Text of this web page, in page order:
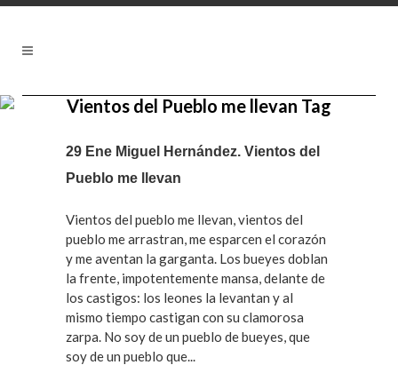
Vientos del Pueblo me llevan Tag
29 Ene Miguel Hernández. Vientos del
Pueblo me llevan
Vientos del pueblo me llevan, vientos del
pueblo me arrastran, me esparcen el corazón
y me aventan la garganta. Los bueyes doblan
la frente, impotentemente mansa, delante de
los castigos: los leones la levantan y al
mismo tiempo castigan con su clamorosa
zarpa. No soy de un pueblo de bueyes, que
soy de un pueblo que...